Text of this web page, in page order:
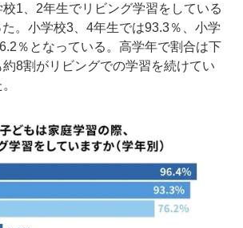
1、2年生でリビング学習をしている
。小学校3、4年生では93.3％、小学
％となっている。高学年で割合は下
8割がリビングでの学習を続けてい